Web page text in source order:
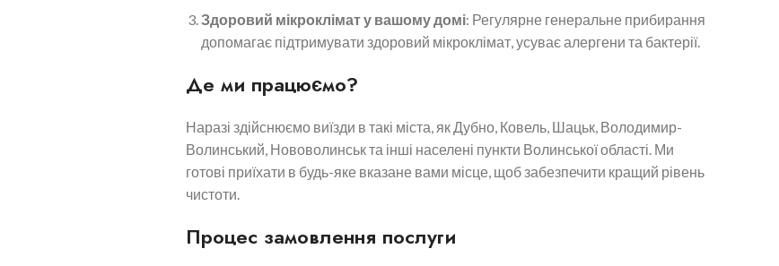
Здоровий мікроклімат у вашому домі: Регулярне генеральне прибирання
допомагає підтримувати здоровий мікроклімат, усуває алергени та бактерії.
Де ми працюємо?
Наразі здійснюємо виїзди в такі міста, як Дубно, Ковель, Шацьк, Володимир-
Волинський, Нововолинськ та інші населені пункти Волинської області. Ми
готові приїхати в будь-яке вказане вами місце, щоб забезпечити кращий рівень
чистоти.
Процес замовлення послуги